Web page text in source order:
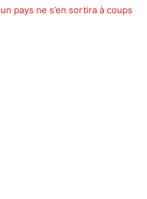
pays ne s’en sortira à coups